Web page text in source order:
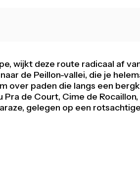
wijkt deze route radicaal af
de Peillon-vallei, die je
m over paden die langs een
Pra de Court, Cime de
gelegen op een